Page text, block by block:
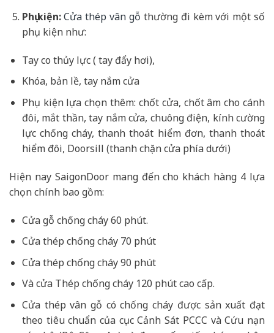
Phụ kiện:Cửa thép vân gỗ thường đi kèm với một số
phụ kiện như:
Tay co thủy lực ( tay đẩy hơi),
Khóa, bản lề, tay nắm cửa
Phụ kiện lựa chọn thêm: chốt cửa, chốt âm cho cánh
đôi, mắt thần, tay nắm cửa, chuông điện, kính cường
lực chống cháy, thanh thoát hiểm đơn, thanh thoát
hiểm đôi, Doorsill (thanh chặn cửa phía dưới)
Hiện nay SaigonDoor mang đến cho khách hàng 4 lựa
chọn chính bao gồm:
Cửa gỗ chống cháy 60 phút.
Cửa thép chống cháy 70 phút
Cửa thép chống cháy 90 phút
Và cửa Thép chống cháy 120 phút cao cấp.
Cửa thép vân gỗ có chống cháy được sản xuất đạt
theo tiêu chuẩn của cục Cảnh Sát PCCC và Cứu nạn